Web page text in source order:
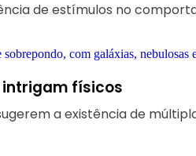
de estímulos no
intrigam físicos
a existência de